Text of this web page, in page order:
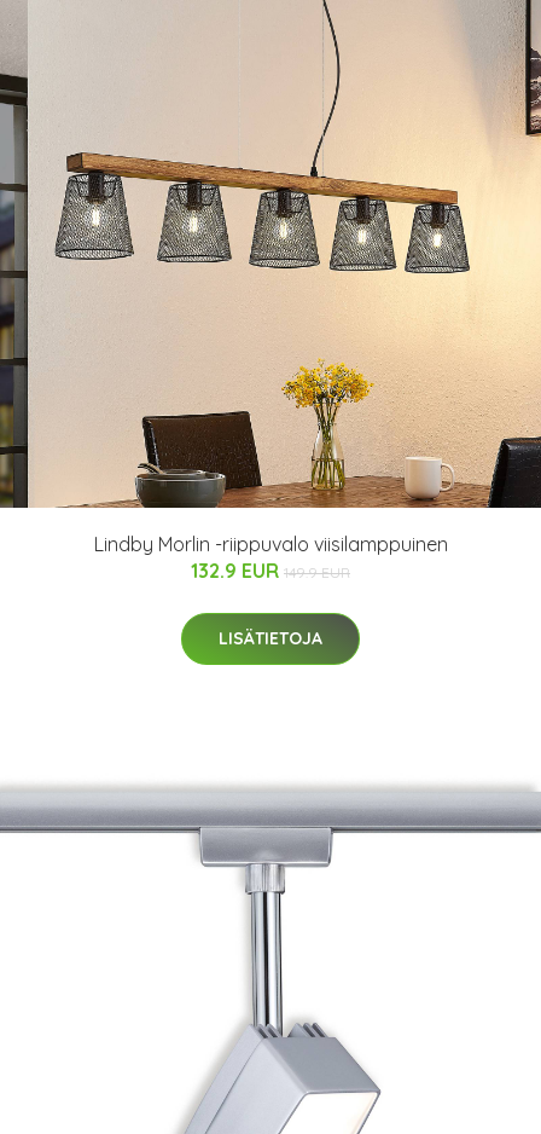
Lindby Morlin -riippuvalo viisilamppuinen
132.9 EUR 149.9 EUR
LISÄTIETOJA